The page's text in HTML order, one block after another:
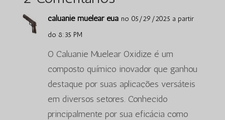
caluanie muelear eua no 05/29/2025 a partir
do 8:35 PM
O Caluanie Muelear Oxidize é um
composto químico inovador que ganhou
destaque por suas aplicações versáteis
em diversos setores. Conhecido
principalmente por sua eficácia como